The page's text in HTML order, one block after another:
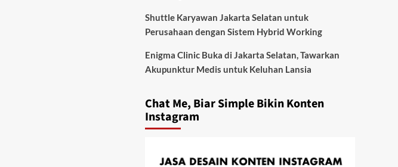
Shuttle Karyawan Jakarta Selatan untuk
Perusahaan dengan Sistem Hybrid Working
Enigma Clinic Buka di Jakarta Selatan, Tawarkan
Akupunktur Medis untuk Keluhan Lansia
Chat Me, Biar Simple Bikin Konten
Instagram